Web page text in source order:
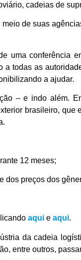
cadeias de
de suas
uma conferência
todas as
a ajudar.
– e indo além.
brasileiro,
12 meses;
dos preços dos
aqui e aqui.
da cadeia
entre outros,